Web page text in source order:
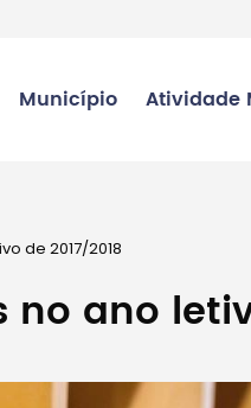
Município Atividade
de 2017/2018
ano